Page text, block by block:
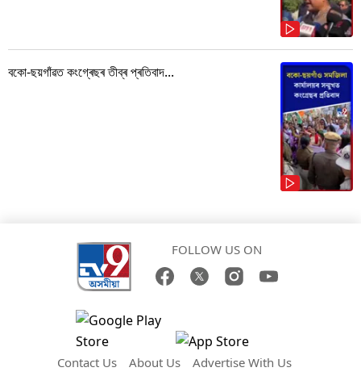
বকো-ছয়গাঁৱত কংগ্ৰেছৰ তীব্ৰ প্ৰতিবাদ...
FOLLOW US ON
Contact Us About Us Advertise With Us